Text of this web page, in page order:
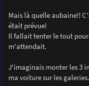
Mais là quelle aubaine!!
était prévue!
Il fallait tenter le tout
m'attendait.
J'imaginais monter les 3
ma voiture sur les galeries.